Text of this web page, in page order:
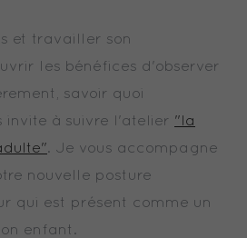
et travailler son
les bénéfices d'observer
savoir quoi
invite à suivre l'atelier "la
. Je vous accompagne
nouvelle posture
qui est présent comme un
enfant.